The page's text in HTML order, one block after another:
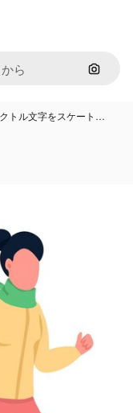
画像で
トル文字をスケート…